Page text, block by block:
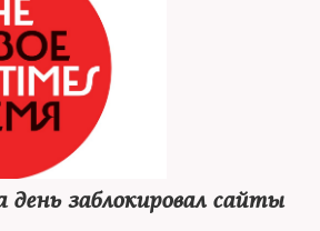
день заблокировал сайты